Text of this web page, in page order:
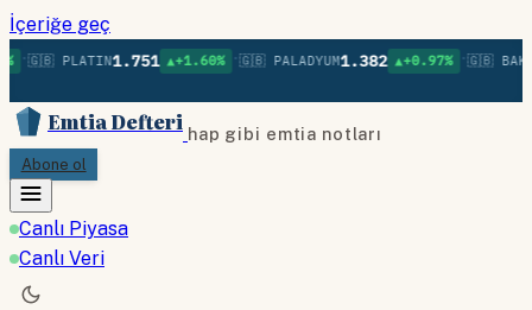
İçeriğe geç
• 🇬🇧 PLATIN1.751 ▲+1.60% • 🇬🇧 PALADYUM1.382 ▲+0.97% • 🇬🇧
Emtia Defteri hap gibi emtia notları
Abone ol
Canlı Piyasa
Canlı Veri